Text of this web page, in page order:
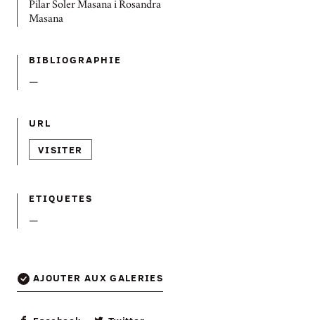
Pilar Soler Masana i Rosandra
Masana
BIBLIOGRAPHIE
—
URL
VISITER
ETIQUETES
—
AJOUTER AUX GALERIES